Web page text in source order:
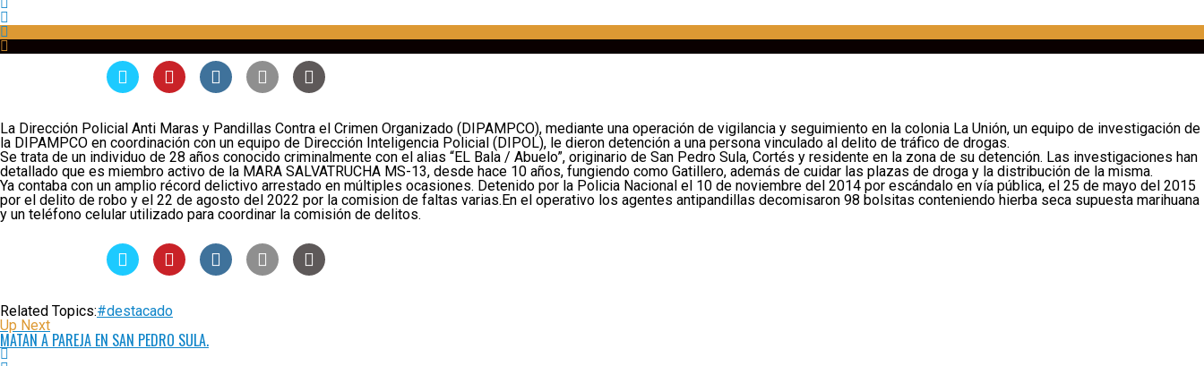
La Dirección Policial Anti Maras y Pandillas Contra el Crimen Organizado (DIPAMPCO), mediante una operación de vigilancia y seguimiento en la colonia La Unión, un equipo de investigación de
la DIPAMPCO en coordinación con un equipo de Dirección Inteligencia Policial (DIPOL), le dieron detención a una persona vinculado al delito de tráfico de drogas.
Se trata de un individuo de 28 años conocido criminalmente con el alias “EL Bala / Abuelo”, originario de San Pedro Sula, Cortés y residente en la zona de su detención. Las investigaciones han
detallado que es miembro activo de la MARA SALVATRUCHA MS-13, desde hace 10 años, fungiendo como Gatillero, además de cuidar las plazas de droga y la distribución de la misma.
Ya contaba con un amplio récord delictivo arrestado en múltiples ocasiones. Detenido por la Policia Nacional el 10 de noviembre del 2014 por escándalo en vía pública, el 25 de mayo del 2015
por el delito de robo y el 22 de agosto del 2022 por la comision de faltas varias.En el operativo los agentes antipandillas decomisaron 98 bolsitas conteniendo hierba seca supuesta marihuana
y un teléfono celular utilizado para coordinar la comisión de delitos.
Related Topics:#destacado
Up Next
MATAN A PAREJA EN SAN PEDRO SULA.